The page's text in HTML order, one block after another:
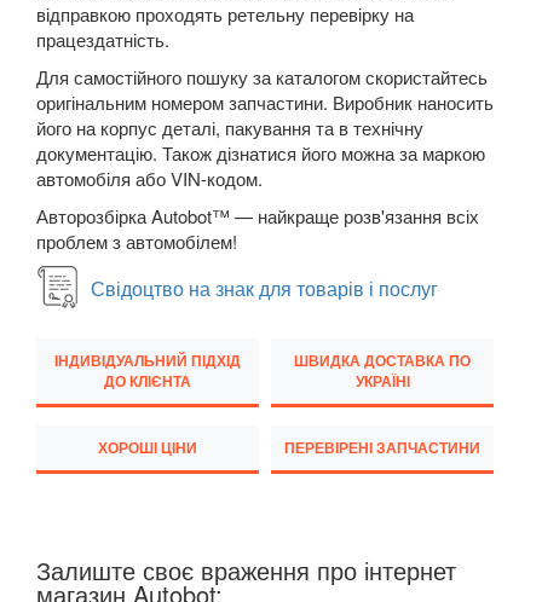
5 Series i5 (G60E/G61E/G68E)
M5 F90
6 Series E63
6 Series E64
M6 E63/E64
6 Series F12
6 Series F06
M6 F12/F13/F06
7 Series F01/F02
відправкою проходять ретельну перевірку на
працездатність.
Для самостійного пошуку за каталогом скористайтесь
оригінальним номером запчастини. Виробник наносить
його на корпус деталі, пакування та в технічну
документацію. Також дізнатися його можна за маркою
автомобіля або VIN-кодом.
Авторозбірка Autobot™ — найкраще розв'язання всіх
проблем з автомобілем!
Свідоцтво на знак для товарів і послуг
ІНДИВІДУАЛЬНИЙ ПІДХІД
ДО КЛІЄНТА
ШВИДКА ДОСТАВКА ПО
УКРАЇНІ
ХОРОШІ ЦІНИ ПЕРЕВІРЕНІ ЗАПЧАСТИНИ
Залиште своє враження про інтернет
магазин Autobot: